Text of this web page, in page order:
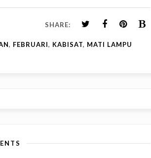
SHARE:
, FEBRUARI, KABISAT, MATI LAMPU